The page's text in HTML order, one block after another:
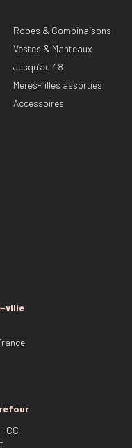
Robes & Combinaisons
Vestes & Manteaux
Jusqu’au 48
Mères-filles assorties
Accessoires
ville
CC